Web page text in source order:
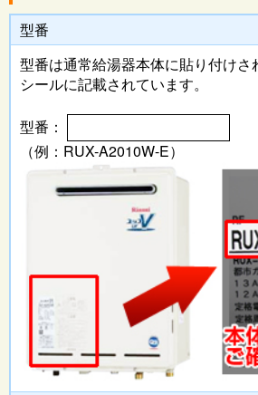
型番
型番は通常給湯器本体に貼り付けさ
シールに記載されています。
型番：
（例：RUX-A2010W-E）